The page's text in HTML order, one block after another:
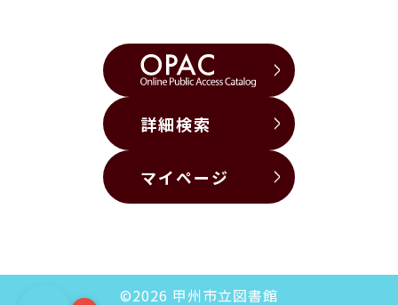
詳細検索
マイページ
©2026 甲州市立図書館